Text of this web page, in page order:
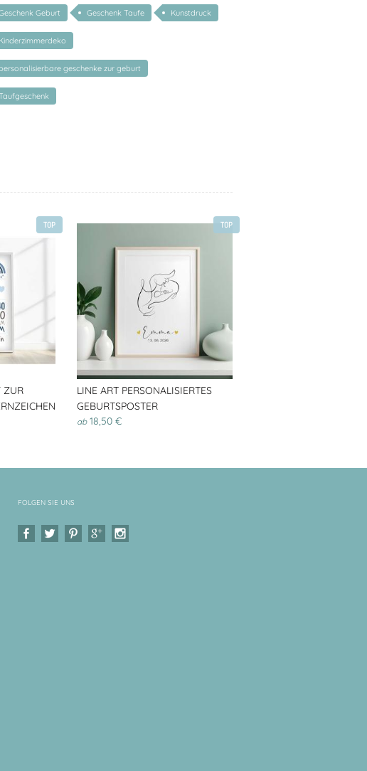
Geburt Geschenk Taufe Kunstdruck
Kinderzimmerdeko
personalisierbare geschenke zur geburt
TOP
ZUR
TOP
LINE ART PERSONALISIERTES
GEBURTSPOSTER
ab18,50 €
FOLGEN SIE UNS